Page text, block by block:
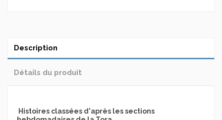
Description
Détails du produit
Histoires classées d'après les sections